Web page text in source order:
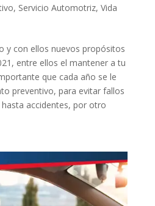
, Servicio Automotriz, Vida
y con ellos nuevos propósitos
entre ellos el mantener a tu
que cada año se le
preventivo, para evitar fallos
accidentes, por otro